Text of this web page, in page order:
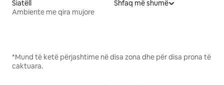
Siatëll
Ambiente me qira mujore
Shfaq më shumë
*Mund të ketë përjashtime në disa zona dhe për disa prona të
caktuara.